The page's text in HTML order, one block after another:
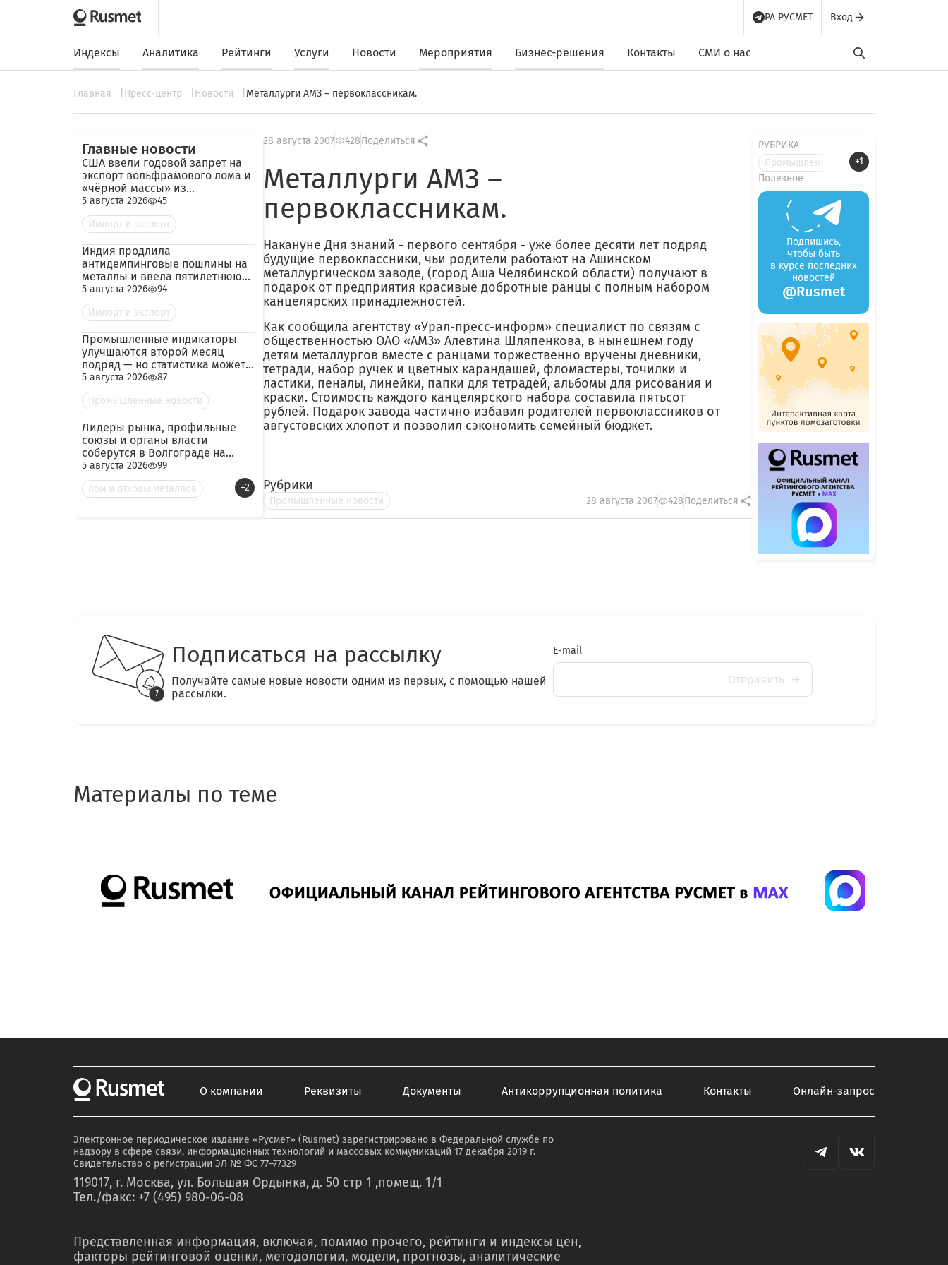
РА РУСМЕТ Вход
Индексы Аналитика Рейтинги Услуги Новости Мероприятия Бизнес-решения Контакты СМИ о нас
Главная Пресс-центр Новости Металлурги АМЗ – первоклассникам.
Главные новости
США ввели годовой запрет на
экспорт вольфрамового лома и
«чёрной массы» из
аккумуляторов
5 августа 2026
45
Импорт и экспорт
Индия продлила
антидемпинговые пошлины на
металлы и ввела пятилетнюю
пошлину на импорт кокса из
России
5 августа 2026
94
Импорт и экспорт
Промышленные индикаторы
улучшаются второй месяц
подряд — но статистика может
скрывать логистический
кризис
5 августа 2026
87
Промышленные новости
Лидеры рынка, профильные
союзы и органы власти
соберутся в Волгограде на
конференцию по металлолому
и металлургии
5 августа 2026
99
лом и отходы металлов
+2
28 августа 2007 428Поделиться
Металлурги АМЗ –
первоклассникам.
Накануне Дня знаний - первого сентября - уже более десяти лет подряд
будущие первоклассники, чьи родители работают на Ашинском
металлургическом заводе, (город Аша Челябинской области) получают в
подарок от предприятия красивые добротные ранцы с полным набором
канцелярских принадлежностей.
Как сообщила агентству «Урал-пресс-информ» специалист по связям с
общественностью ОАО «АМЗ» Алевтина Шляпенкова, в нынешнем году
детям металлургов вместе с ранцами торжественно вручены дневники,
тетради, набор ручек и цветных карандашей, фломастеры, точилки и
ластики, пеналы, линейки, папки для тетрадей, альбомы для рисования и
краски. Стоимость каждого канцелярского набора составила пятьсот
рублей. Подарок завода частично избавил родителей первоклассников от
августовских хлопот и позволил сэкономить семейный бюджет.
Рубрики
Промышленные новости 28 августа 2007 428Поделиться
РУБРИКА
Промышленные новости
+1
Полезное
Подпишись,
чтобы быть
в курсе последних
новостей
@Rusmet
Подписаться на рассылку
Получайте самые новые новости одним из первых, с помощью нашей
рассылки.
E-mail
Отправить
Материалы по теме
О компании Реквизиты Документы Антикоррупционная политика Контакты Онлайн-запрос
Электронное периодическое издание «Русмет» (Rusmet) зарегистрировано в Федеральной службе по
надзору в сфере связи, информационных технологий и массовых коммуникаций 17 декабря 2019 г.
Свидетельство о регистрации ЭЛ № ФС 77–77329
119017, г. Москва, ул. Большая Ордынка, д. 50 стр 1 ,помещ. 1/1
Тел./факс: +7 (495) 980-06-08
Представленная информация, включая, помимо прочего, рейтинги и индексы цен,
факторы рейтинговой оценки, методологии, модели, прогнозы, аналитические